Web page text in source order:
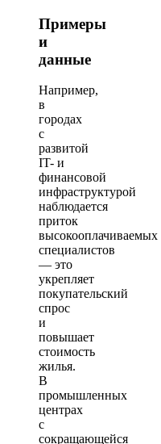
Примеры
и
данные
Например,
в
городах
с
развитой
IT- и
финансовой
инфраструктурой
наблюдается
приток
высокооплачиваемых
специалистов
— это
укрепляет
покупательский
спрос
и
повышает
стоимость
жилья.
В
промышленных
центрах
с
сокращающейся